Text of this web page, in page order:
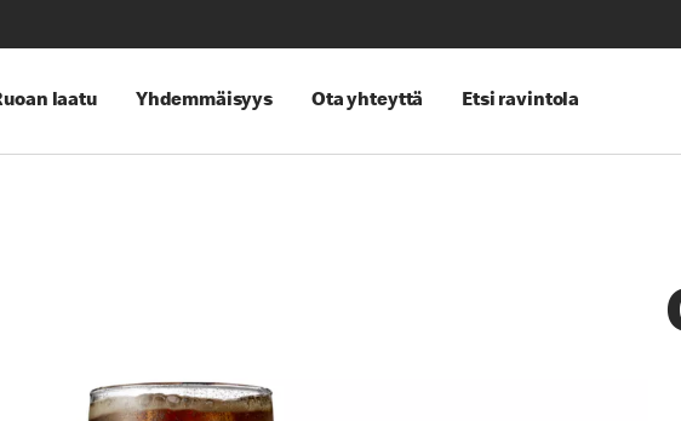
laatu Yhdemmäisyys Ota yhteyttä Etsi ravintola